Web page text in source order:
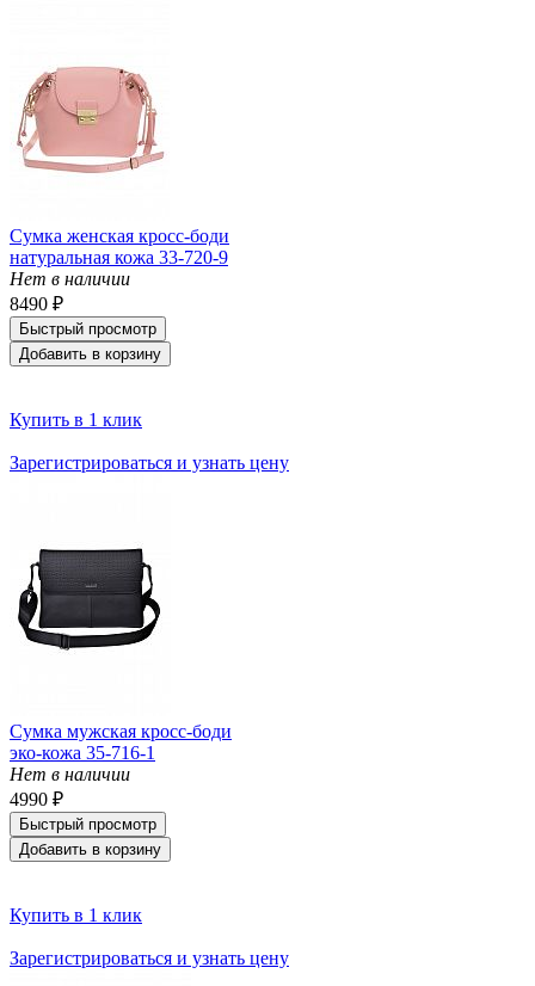
Сумка женская кросс-боди
натуральная кожа 33-720-9
Нет в наличии
8490 ₽
Быстрый просмотр
Добавить в корзину
Купить в 1 клик
Зарегистрироваться и узнать цену
Сумка мужская кросс-боди
эко-кожа 35-716-1
Нет в наличии
4990 ₽
Быстрый просмотр
Добавить в корзину
Купить в 1 клик
Зарегистрироваться и узнать цену